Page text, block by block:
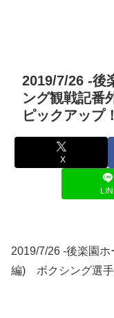
2019/7/26 -後
ング観戦記番
ピックアップ！
X
2019/7/26 -後楽園
編) ボクシング選手